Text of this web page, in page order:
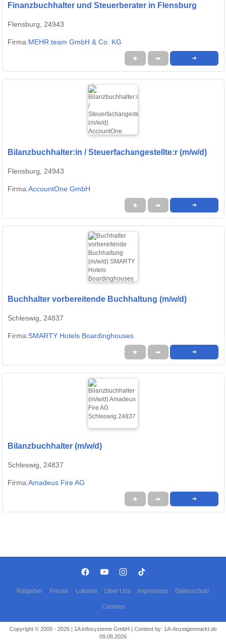
Finanzbuchhalter und Steuerberater in Flensburg
Flensburg, 24943
Firma:MEHR.team GmbH & Co. KG
★ ➦ ➜
Bilanzbuchhalter:in / Steuerfachangestellte:r (m/w/d)
Flensburg, 24943
Firma:AccountOne GmbH
★ ➦ ➜
Buchhalter vorbereitende Buchhaltung (m/w/d)
Schleswig, 24837
Firma:SMARTY Hotels Boardinghouses
★ ➦ ➜
Bilanzbuchhalter (m/w/d)
Schleswig, 24837
Firma:Amadeus Fire AG
★ ➦ ➜
Ratgeber Presse Lokales Über Uns Impressum Datenschutz
Cookies
Copyright © 2000 - 2026 | 1A Infosysteme GmbH | Content by: 1A-Anzeigenmarkt.de
09.08.2026